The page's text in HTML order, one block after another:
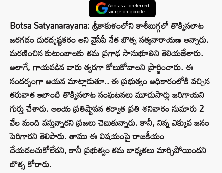
Add as a preferred
source on google
Botsa Satyanarayana: శ్రీకాకుళంలోని కాశీబుగ్గలో తొక్కిసలాట
జరగడం దురదృష్టకరం అని వైసీపీ నేత బొత్స సత్యనారాయణ అన్నారు.
మరణించిన కుటుంబాలకు తమ ప్రగాఢ సానుభూతిని తెలియజేశారు.
అలాగే, గాయపడిన వారు త్వరగా కోలుకోవాలని ప్రార్థించారు. ఈ
సందర్భంగా ఆయన మాట్లాడుతూ.. ఈ ప్రభుత్వం అధికారంలోకి వచ్చిన
తరువాత ఇలాంటి తొక్కిసలాట సంఘటనలు మూడుసార్లు జరిగాయని
గుర్తు చేశారు. ఆలయ ప్రతిష్టాపన తర్వాత ప్రతి శనివారం సుమారు 2
వేల మంది వస్తున్నారని ప్రజలు చెబుతున్నారు. కానీ, నిన్న ఎక్కువ జనం
పెరిగారని తెలిపారు. తాము ఈ విషయంపై రాజకీయం
చేయదలచుకోలేదని, కానీ ప్రభుత్వం తమ బాధ్యతలు మార్చిపోయిందని
బొత్స కోరారు.